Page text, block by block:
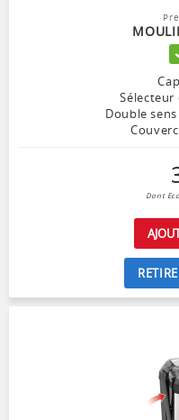
Sélecteur
Double
Dont